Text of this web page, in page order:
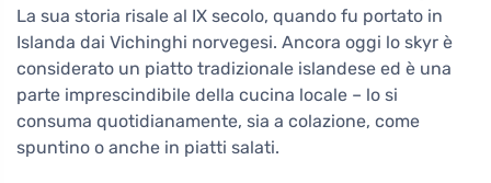
La sua storia risale al IX secolo, quando fu portato in
Islanda dai Vichinghi norvegesi. Ancora oggi lo skyr è
considerato un piatto tradizionale islandese ed è una
parte imprescindibile della cucina locale – lo si
consuma quotidianamente, sia a colazione, come
spuntino o anche in piatti salati.